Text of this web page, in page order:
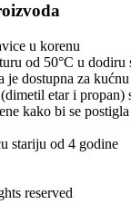
u korenu
od 50°C u dodiru
je dostupna za
etar i propan)
kako bi se postigla
stariju od 4 godine
reserved